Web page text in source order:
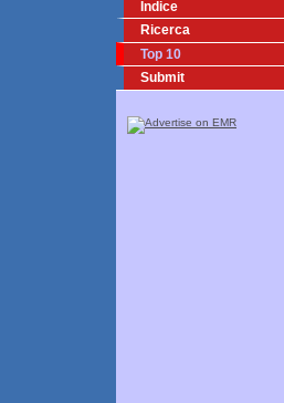
Indice
Ricerca
Top 10
Submit